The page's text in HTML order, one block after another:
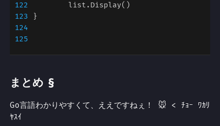
122
123
124
125
まとめ §
Go言語わかりやすくて、ええですねぇ！ 🐭 < ﾁｮｰ ﾜｶﾘ
ﾔｽｲ